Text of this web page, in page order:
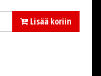
Lisää koriin